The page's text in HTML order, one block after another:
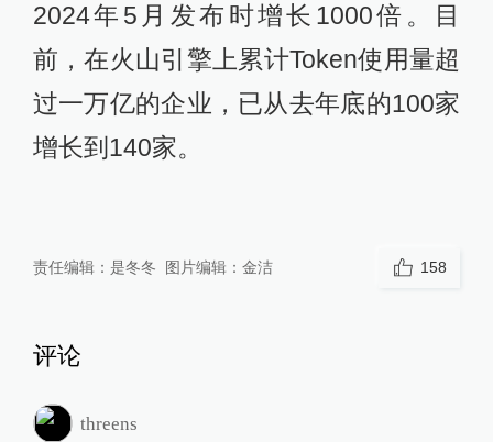
2024年5月发布时增长1000倍。目
前，在火山引擎上累计Token使用量超
过一万亿的企业，已从去年底的100家
增长到140家。
责任编辑： 是冬冬 图片编辑： 金洁 158
评论
threens